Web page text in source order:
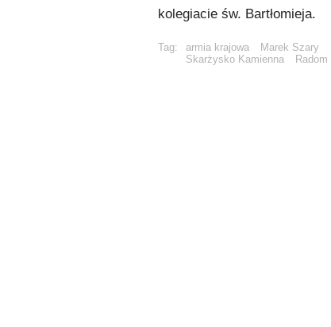
kolegiacie św. Bartłomieja.
Tag: armia krajowa Marek Szary
Skarżysko Kamienna
Radom